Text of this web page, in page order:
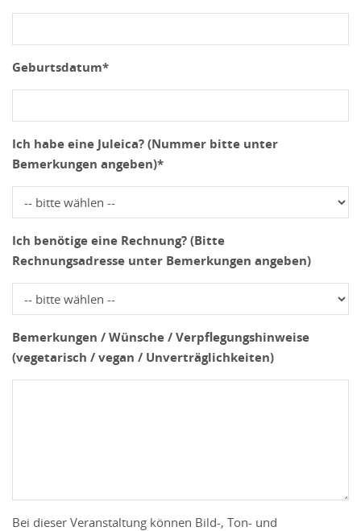
Geburtsdatum*
Ich habe eine Juleica? (Nummer bitte unter
Bemerkungen angeben)*
Ich benötige eine Rechnung? (Bitte
Rechnungsadresse unter Bemerkungen angeben)
Bemerkungen / Wünsche / Verpflegungshinweise
(vegetarisch / vegan / Unverträglichkeiten)
Bei dieser Veranstaltung können Bild-, Ton- und